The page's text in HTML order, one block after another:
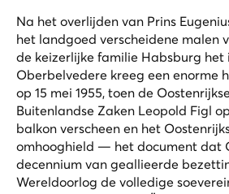
Na het overlijden van Prins
het landgoed verscheidene malen
de keizerlijke familie Habsburg het
Oberbelvedere kreeg een enorme
op 15 mei 1955, toen de
Buitenlandse Zaken Leopold Figl
balkon verscheen en het
omhooghield — het document dat
decennium van geallieerde
Wereldoorlog de volledige